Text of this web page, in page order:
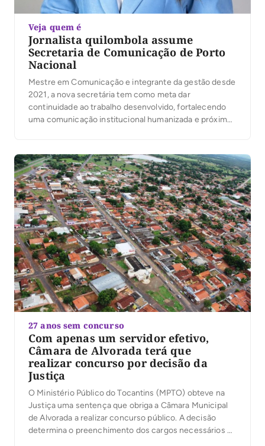
Veja quem é
Jornalista quilombola assume
Secretaria de Comunicação de Porto
Nacional
Mestre em Comunicação e integrante da gestão desde
2021, a nova secretária tem como meta dar
continuidade ao trabalho desenvolvido, fortalecendo
uma comunicação institucional humanizada e próxima
27 anos sem concurso
Com apenas um servidor efetivo,
Câmara de Alvorada terá que
realizar concurso por decisão da
Justiça
O Ministério Público do Tocantins (MPTO) obteve na
Justiça uma sentença que obriga a Câmara Municipal
de Alvorada a realizar concurso público. A decisão
determina o preenchimento dos cargos necessários ao